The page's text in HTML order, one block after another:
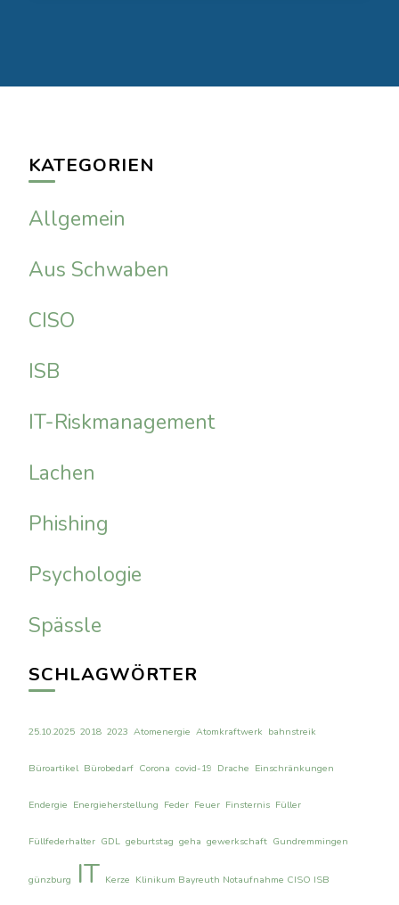
KATEGORIEN
Allgemein
Aus Schwaben
CISO
ISB
IT-Riskmanagement
Lachen
Phishing
Psychologie
Spässle
SCHLAGWÖRTER
25.10.2025 2018 2023 Atomenergie Atomkraftwerk bahnstreik
Büroartikel Bürobedarf Corona covid-19 Drache Einschränkungen
Endergie Energieherstellung Feder Feuer Finsternis Füller
Füllfederhalter GDL geburtstag geha gewerkschaft Gundremmingen
günzburg IT Kerze Klinikum Bayreuth Notaufnahme CISO ISB